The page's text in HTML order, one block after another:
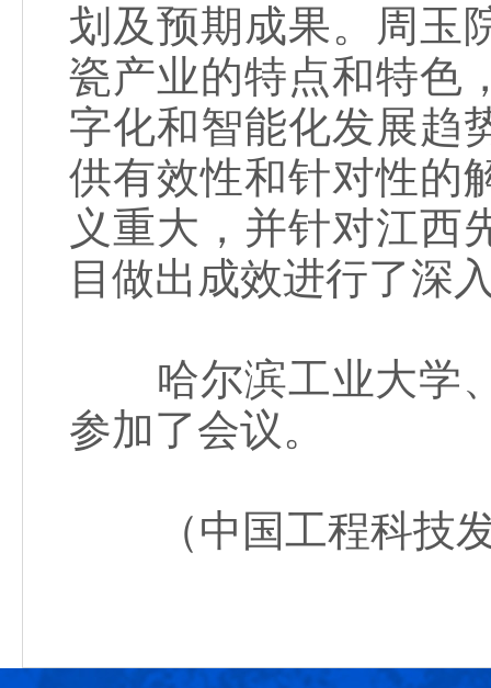
划及预期成果。周玉
瓷产业的特点和特色
字化和智能化发展趋
供有效性和针对性的
义重大，并针对江西
目做出成效进行了深
哈尔滨工业大学、
参加了会议。
（中国工程科技发